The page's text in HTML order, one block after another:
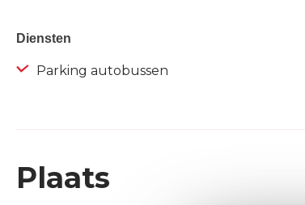
Diensten
Parking autobussen
Plaats